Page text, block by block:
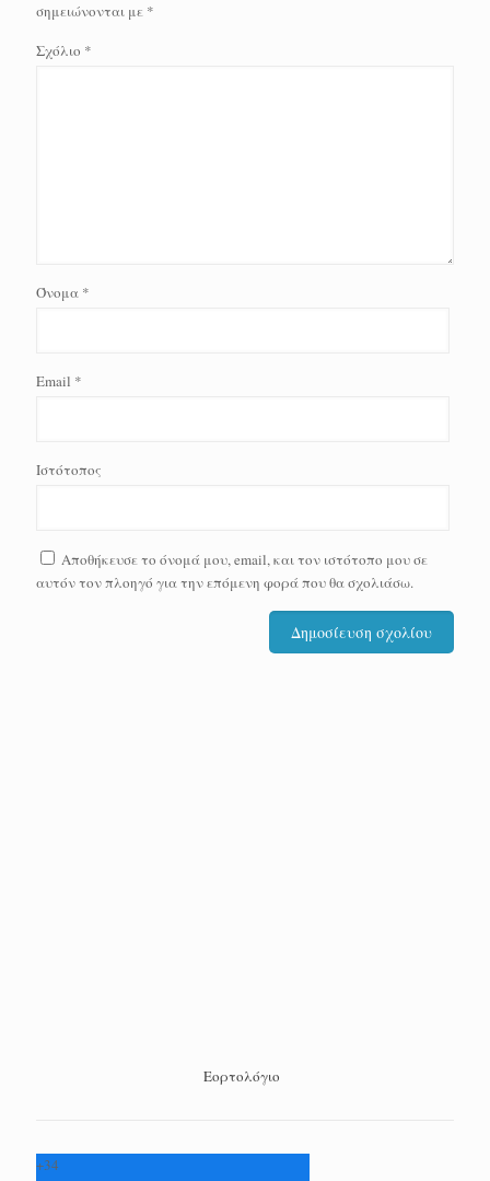
σημειώνονται με *
Σχόλιο *
Όνομα *
Email *
Ιστότοπος
Αποθήκευσε το όνομά μου, email, και τον ιστότοπο μου σε
αυτόν τον πλοηγό για την επόμενη φορά που θα σχολιάσω.
Εορτολόγιο
+34